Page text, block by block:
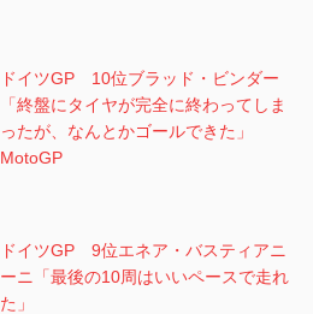
ドイツGP 10位ブラッド・ビンダー
「終盤にタイヤが完全に終わってしま
ったが、なんとかゴールできた」
MotoGP
ドイツGP 9位エネア・バスティアニ
ーニ「最後の10周はいいペースで走れ
た」